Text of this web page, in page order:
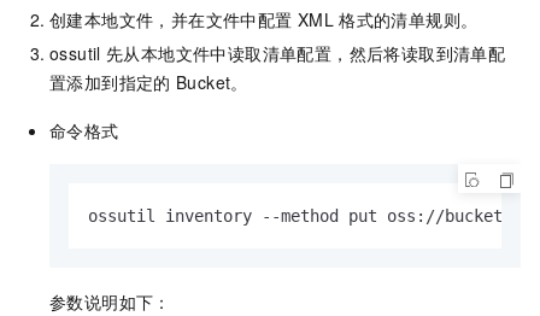
创建本地文件，并在文件中配置 XML 格式的清单规则。
ossutil 先从本地文件中读取清单配置，然后将读取到清单配
置添加到指定的 Bucket。
命令格式
ossutil inventory --method put oss://
参数说明如下：